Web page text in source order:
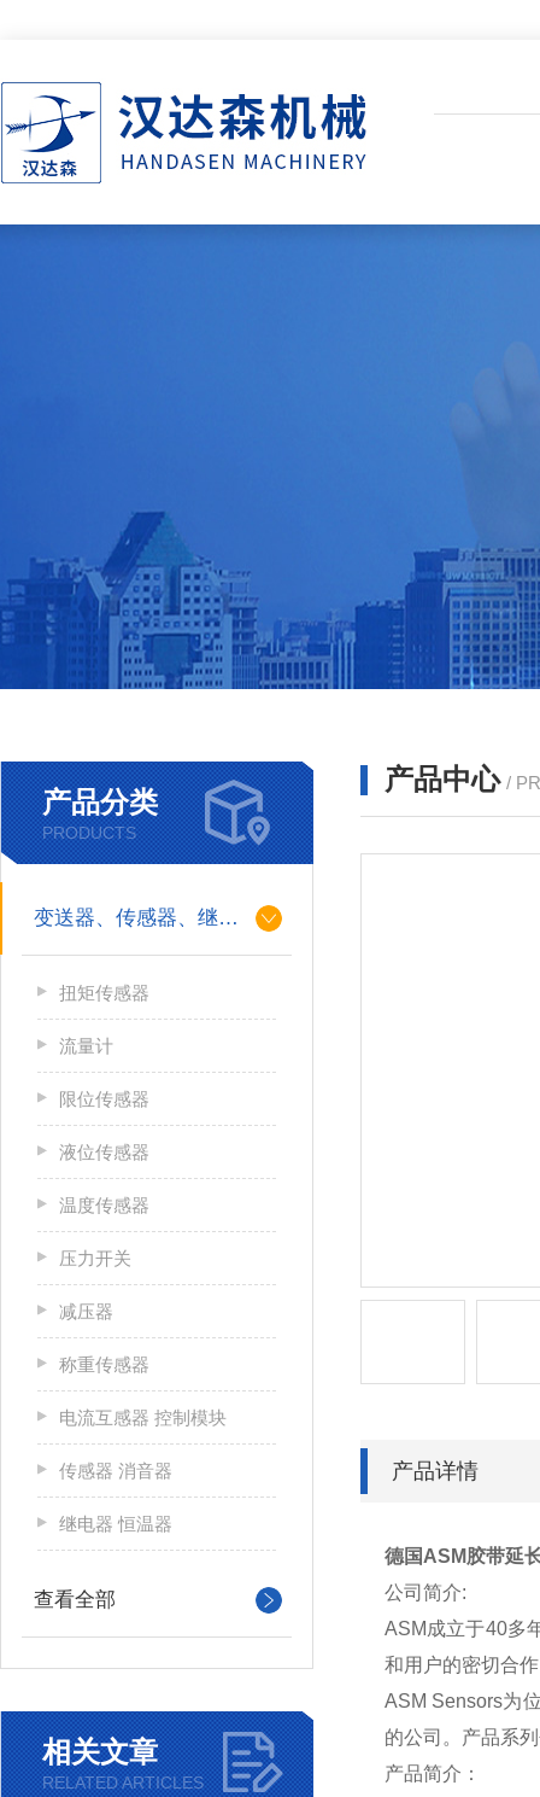
产品分类
PRODUCTS
变送器、传感器、继电器
扭矩传感器
流量计
限位传感器
液位传感器
温度传感器
压力开关
减压器
称重传感器
电流互感器 控制模块
传感器 消音器
继电器 恒温器
查看全部
相关文章
RELATED ARTICLES
产品中心 /
产品详情
德国ASM胶带延
公司简介:
ASM成立于40多
和用户的密切合
ASM Sensors为
的公司。产品系
产品简介：